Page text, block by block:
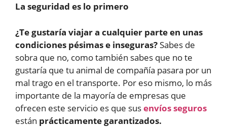
La seguridad es lo primero
¿Te gustaría viajar a cualquier parte en unas
condiciones pésimas e inseguras?Sabes de
sobra que no, como también sabes que no te
gustaría que tu animal de compañía pasara por un
mal trago en el transporte. Por eso mismo, lo más
importante de la mayoría de empresas que
ofrecen este servicio es que susenvíos seguros
están prácticamente garantizados.